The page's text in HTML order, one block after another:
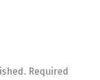
Required